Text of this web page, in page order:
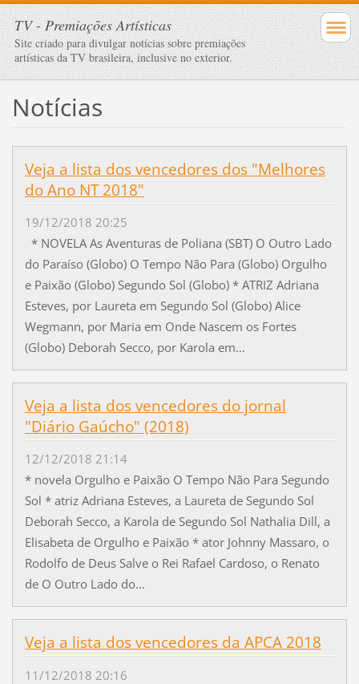
TV - Premiações Artísticas
Site criado para divulgar notícias sobre premiações
artísticas da TV brasileira, inclusive no exterior.
Notícias
Veja a lista dos vencedores dos "Melhores
do Ano NT 2018"
19/12/2018 20:25
* NOVELA As Aventuras de Poliana (SBT) O Outro Lado
do Paraíso (Globo) O Tempo Não Para (Globo) Orgulho
e Paixão (Globo) Segundo Sol (Globo) * ATRIZ Adriana
Esteves, por Laureta em Segundo Sol (Globo) Alice
Wegmann, por Maria em Onde Nascem os Fortes
(Globo) Deborah Secco, por Karola em...
Veja a lista dos vencedores do jornal
"Diário Gaúcho" (2018)
12/12/2018 21:14
* novela Orgulho e Paixão O Tempo Não Para Segundo
Sol * atriz Adriana Esteves, a Laureta de Segundo Sol
Deborah Secco, a Karola de Segundo Sol Nathalia Dill, a
Elisabeta de Orgulho e Paixão * ator Johnny Massaro, o
Rodolfo de Deus Salve o Rei Rafael Cardoso, o Renato
de O Outro Lado do...
Veja a lista dos vencedores da APCA 2018
11/12/2018 20:16